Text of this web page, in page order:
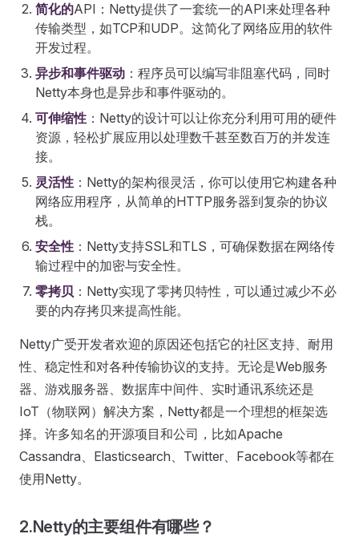
简化的API：Netty提供了一套统一的API来处理各种
传输类型，如TCP和UDP。这简化了网络应用的软件
开发过程。
异步和事件驱动 ：程序员可以编写非阻塞代码，同时
Netty本身也是异步和事件驱动的。
可伸缩性 ：Netty的设计可以让你充分利用可用的硬件
资源，轻松扩展应用以处理数千甚至数百万的并发连
接。
灵活性 ：Netty的架构很灵活，你可以使用它构建各种
网络应用程序，从简单的HTTP服务器到复杂的协议
栈。
安全性 ：Netty支持SSL和TLS，可确保数据在网络传
输过程中的加密与安全性。
零拷贝 ：Netty实现了零拷贝特性，可以通过减少不必
要的内存拷贝来提高性能。
Netty广受开发者欢迎的原因还包括它的社区支持、耐用
性、稳定性和对各种传输协议的支持。无论是Web服务
器、游戏服务器、数据库中间件、实时通讯系统还是
IoT（物联网）解决方案，Netty都是一个理想的框架选
择。许多知名的开源项目和公司，比如Apache
Cassandra、Elasticsearch、Twitter、Facebook等都在
使用Netty。
2.Netty的主要组件有哪些？